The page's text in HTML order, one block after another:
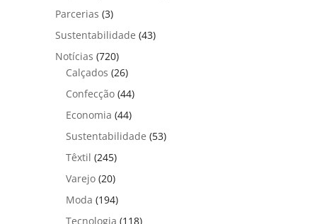
Parcerias (3)
Sustentabilidade (43)
Notícias (720)
Calçados (26)
Confecção (44)
Economia (44)
Sustentabilidade (53)
Têxtil (245)
Varejo (20)
Moda (194)
Tecnologia (118)